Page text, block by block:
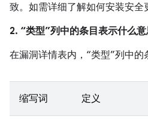
致。如需详细了解如何安装安全
2. “类型”列中的条目表示什么意
在漏洞详情表内，“类型”列中的
缩写词 定义